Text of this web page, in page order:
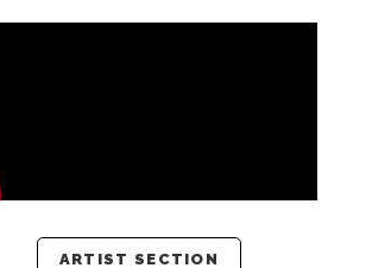
ARTIST SECTION